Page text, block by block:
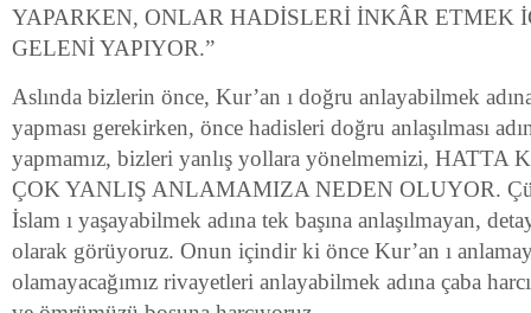
YAPARKEN, ONLAR HADİSLERİ İNKÂR ETMEK
GELENİ YAPIYOR.”
Aslında bizlerin önce, Kur’an ı doğru anlayabilmek
yapması gerekirken, önce hadisleri doğru anlaşılması
yapmamız, bizleri yanlış yollara yönelmemizi, HATTA
ÇOK YANLIŞ ANLAMAMIZA NEDEN OLUYOR.
İslam ı yaşayabilmek adına tek başına anlaşılmayan,
olarak görüyoruz. Onun içindir ki önce Kur’an ı
olamayacağımız rivayetleri anlayabilmek adına çaba